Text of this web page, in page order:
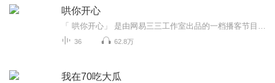
哄你开心
36 62.8万
我在70吃大瓜